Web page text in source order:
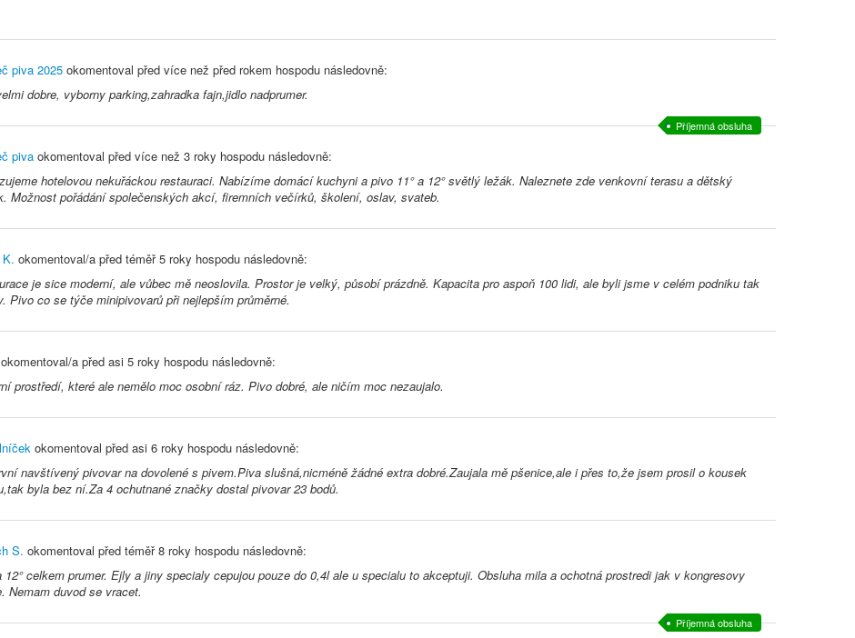
piva 2025 okomentoval před více než před rokem hospodu následovně:
dobre, vyborny parking,zahradka fajn,jidlo nadprumer.
Příjemná obsluha
piva okomentoval před více než 3 roky hospodu následovně:
hotelovou nekuřáckou restauraci. Nabízíme domácí kuchyni a pivo 11° a 12° světlý ležák. Naleznete zde venkovní terasu a dětský
Možnost pořádání společenských akcí, firemních večírků, školení, oslav, svateb.
okomentoval/a před téměř 5 roky hospodu následovně:
je sice moderní, ale vůbec mě neoslovila. Prostor je velký, působí prázdně. Kapacita pro aspoň 100 lidi, ale byli jsme v celém podniku tak
Pivo co se týče minipivovarů při nejlepším průměrné.
okomentoval/a před asi 5 roky hospodu následovně:
prostředí, které ale nemělo moc osobní ráz. Pivo dobré, ale ničím moc nezaujalo.
okomentoval před asi 6 roky hospodu následovně:
navštívený pivovar na dovolené s pivem.Piva slušná,nicméně žádné extra dobré.Zaujala mě pšenice,ale i přes to,že jsem prosil o kousek
byla bez ní.Za 4 ochutnané značky dostal pivovar 23 bodů.
S. okomentoval před téměř 8 roky hospodu následovně:
12° celkem prumer. Ejly a jiny specialy cepujou pouze do 0,4l ale u specialu to akceptuji. Obsluha mila a ochotná prostredi jak v kongresovy
Nemam duvod se vracet.
Příjemná obsluha